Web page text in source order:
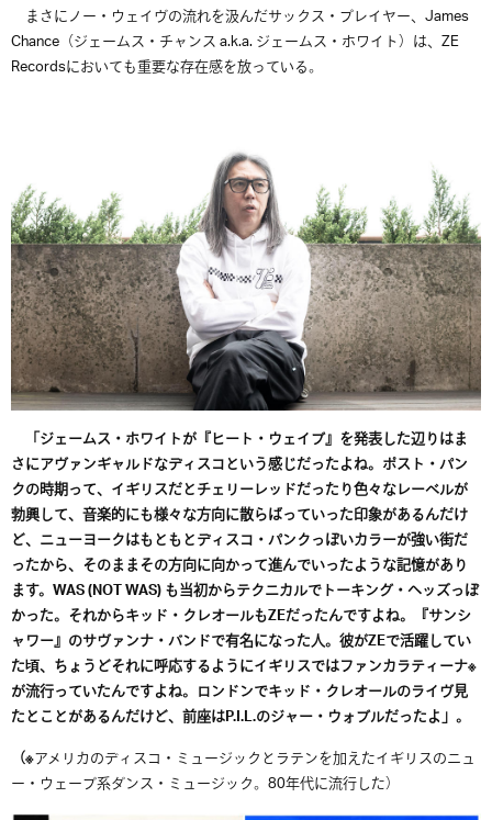
まさにノー・ウェイヴの流れを汲んだサックス・プレイヤー、James
Chance（ジェームス・チャンス a.k.a. ジェームス・ホワイト）は、ZE
Recordsにおいても重要な存在感を放っている。
「ジェームス・ホワイトが 『ヒート・ウェイブ』を発表した辺りはま
さにアヴァンギャルドなディスコという感じだったよね。ポスト・パン
クの時期って、イギリスだとチェリーレッドだったり色々なレーベルが
勃興して、音楽的にも様々な方向に散らばっていった印象があるんだけ
ど、ニューヨークはもともとディスコ・パンクっぽいカラーが強い街だ
ったから、そのままその方向に向かって進んでいったような記憶があり
ます。WAS (NOT WAS)も当初からテクニカルでトーキング・ヘッズっぽ
かった。それからキッド・クレオールもZEだったんですよね。『サンシ
ャワー』のサヴァンナ・バンドで有名になった人。彼がZEで活躍してい
た頃、ちょうどそれに呼応するようにイギリスではファンカラティーナ※
が流行っていたんですよね。ロンドンでキッド・クレオールのライヴ見
たとことがあるんだけど、前座はP.I.L.のジャー・ウォブルだったよ」。
（※アメリカのディスコ・ミュージックとラテンを加えたイギリスのニュ
ー・ウェーブ系ダンス・ミュージック。80年代に流行した）